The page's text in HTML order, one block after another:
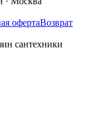
офертаВозврат
сантехники